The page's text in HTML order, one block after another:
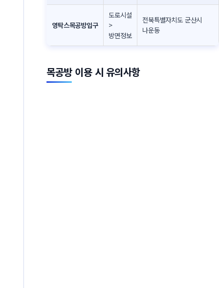
영탁스목공방입구
도로시설
>
방면정보
전북특별자치도 군산시
나운동
목공방 이용 시 유의사항